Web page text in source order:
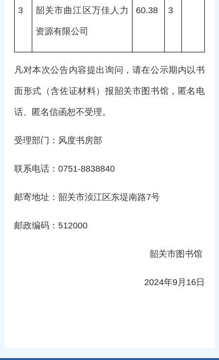
3 韶关市曲江区万佳人力
资源有限公司
60.38 3
凡对本次公告内容提出询问，请在公示期内以书
面形式（含佐证材料）报韶关市图书馆，匿名电
话、匿名信函恕不受理。
受理部门：风度书房部
联系电话：0751-8838840
邮寄地址：韶关市浈江区东堤南路7号
邮政编码：512000
韶关市图书馆
2024年9月16日